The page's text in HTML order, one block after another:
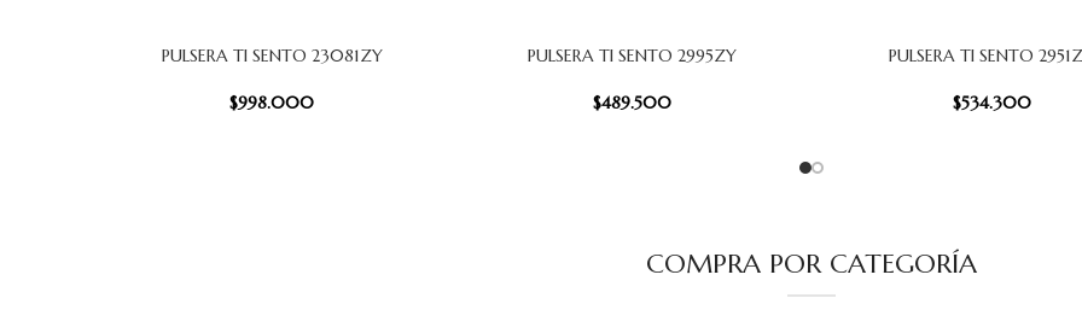
AÑADIR AL CARRITO
PULSERA TI SENTO 23081ZY
$998.000
AÑADIR AL CARRITO
PULSERA TI SENTO 2995ZY
$489.500
AÑADIR AL CARRITO
PULSERA TI SENTO
$534.300
COMPRA POR CATEGORÍA